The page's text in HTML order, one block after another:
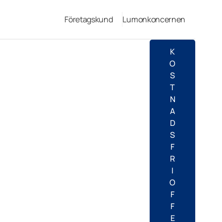
Företagskund Lumonkoncernen
K
O
S
T
N
A
D
S
F
R
I
O
F
F
E